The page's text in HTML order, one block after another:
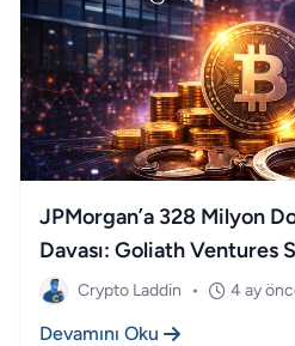
JPMorgan’a 328 Milyon
Davası: Goliath Ventures
Crypto Laddin • 4 ay
Devamını Oku